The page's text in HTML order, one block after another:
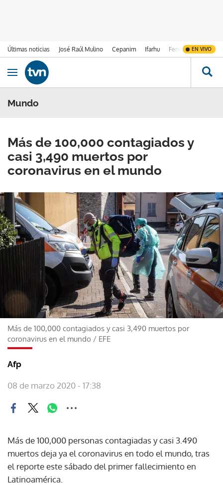
Últimas noticias José Raúl Mulino Cepanim Ifarhu Fenómeno de El
EN VIVO
Ir al contenido
Obrir navegació
Mundo
Más de 100,000 contagiados y
casi 3,490 muertos por
coronavirus en el mundo
Más de 100,000 contagiados y casi 3,490 muertos por
coronavirus en el mundo / EFE
Afp
08 de marzo 2020 - 17:38
Más de 100,000 personas contagiadas y casi 3.490
muertos deja ya el coronavirus en todo el mundo, tras
el reporte este sábado del primer fallecimiento en
Latinoamérica.